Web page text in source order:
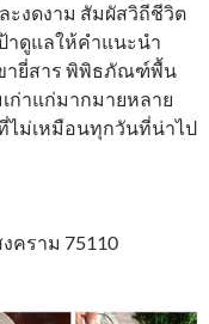
ะงดงาม สัมผัสวิถีชีวิต
ดูแลให้คำแนะนำ
ายี่สาร พิพิธภัณฑ์พื้น
ก่าแก่มากมายหลาย
ไม่เหมือนทุกวันที่น่าไป
คราม 75110